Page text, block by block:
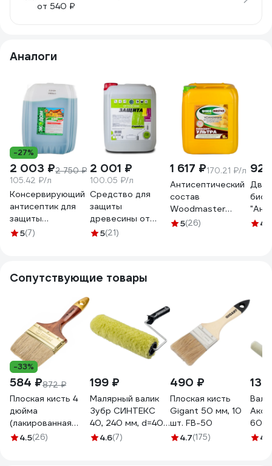
от 540 ₽
Аналоги
-27%
2 003 ₽2 750 ₽
105.42 ₽/л
Консервирующий
антисептик для
защиты
древесины
5(7)
2 001 ₽
100.05 ₽/л
Средство для
защиты
древесины от
плесени и грибка
5(21)
1 617 ₽170.21 ₽/л
Антисептический
состав
Woodmaster
Биосепт Ультра
5(26) 4.6
Сопутствующие товары
-33%
584 ₽872 ₽
Плоская кисть 4
дюйма
(лакированная
деревянная ручка,
4.5(26)
199 ₽
Малярный валик
Зубр СИНТЕКС
40, 240 мм, d=40
мм, ворс 18 мм,
4.6(7)
490 ₽
Плоская кисть
Gigant 50 мм, 10
шт. FB-50
4.7(175)
60
4.8